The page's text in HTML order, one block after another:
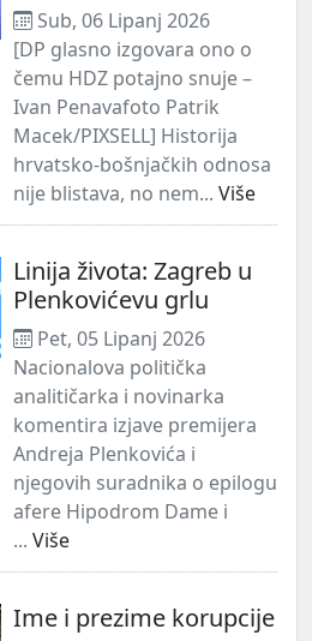
Sub, 06 Lipanj 2026
[DP glasno izgovara ono o
čemu HDZ potajno snuje –
Ivan Penavafoto Patrik
Macek/PIXSELL] Historija
hrvatsko-bošnjačkih odnosa
nije blistava, no nem... Više
Linija života: Zagreb u
Plenkovićevu grlu
Pet, 05 Lipanj 2026
Nacionalova politička
analitičarka i novinarka
komentira izjave premijera
Andreja Plenkovića i
njegovih suradnika o epilogu
afere Hipodrom Dame i
... Više
Ime i prezime korupcije